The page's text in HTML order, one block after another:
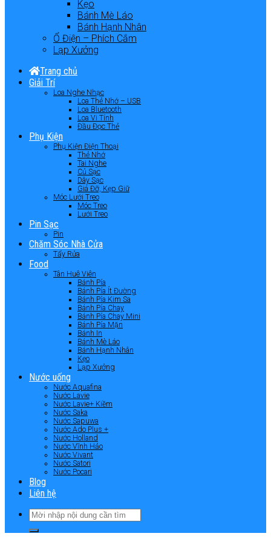
Kẹo
Bánh Mè Láo
Bánh Hạnh Nhân
Ổ Điện – Phích Cắm
Lạp Xưởng
Trang chủ
Giải Trí
Loa Nghe Nhạc
Loa Thẻ Nhớ – USB
Loa Bluetooth
Loa Vi Tính
Đầu Đọc Thẻ
Phụ Kiện
Phụ Kiện Điện Thoại
Thẻ Nhớ
Tai Nghe
Củ Sạc
Dây Sạc
Giá Đỡ, Kẹp Giữ
Móc Lưới Treo
Móc Treo
Lưới Treo
Pin Sạc
Pin
Chăm Sóc Nhà Cửa
Tẩy Rửa
Food
Tân Huê Viên
Bánh Pía
Bánh Pía Ít Đường
Bánh Pía Kim Sa
Bánh Pía Chay
Bánh Pía Chay Mini
Bánh Pía Mặn
Bánh In
Bánh Mè Láo
Bánh Hạnh Nhân
Kẹo
Lạp Xưởng
Nước uống
Nước Aquafina
Nước Lavie
Nước Lavie+ Kiềm
Nước Saka
Nước Sapuwa
Nước Ado Plus +
Nước Holland
Nước Vĩnh Hảo
Nước Vivant
Nước Satori
Nước Pocari
Blog
Liên hệ